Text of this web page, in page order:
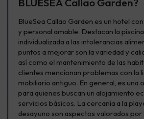
BLUESEA Callao Garden?
BlueSea Callao Garden es un hotel
y personal amable. Destacan la
individualizada a las intolerancias
puntos a mejorar son la variedad y
así como el mantenimiento de las
clientes mencionan problemas con la
mobiliario antiguo. En general, es una
para quienes buscan un alojamiento
servicios básicos. La cercanía a la
desayuno son aspectos valorados por